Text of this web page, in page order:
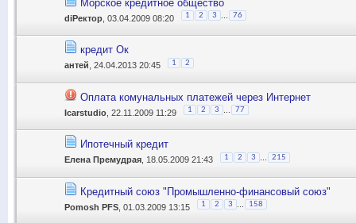
Морское кредитное общество
diРектор , 03.04.2009 08:20 1 2 3 76
кредит Ок
антей , 24.04.2013 20:45 1 2
Оплата комунальных платежей через Интернет
Icarstudio , 22.11.2009 11:29 1 2 3 77
Ипотечный кредит
Елена Премудрая , 18.05.2009 21:43 1 2 3 215
Кредитный союз "Промышленно-финансовый союз"
Pomosh PFS , 01.03.2009 13:15 1 2 3 158